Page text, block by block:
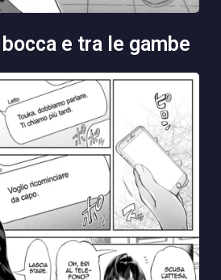
e tra le gambe